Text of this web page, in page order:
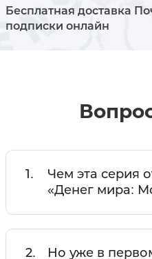
Бесплатная доставка
подписки онлайн
1.
Чем эта серия
«Денег мира:
2.
Но уже в